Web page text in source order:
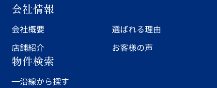
会社情報
会社概要
選ばれる理由
店舗紹介
お客様の声
物件検索
沿線から探す